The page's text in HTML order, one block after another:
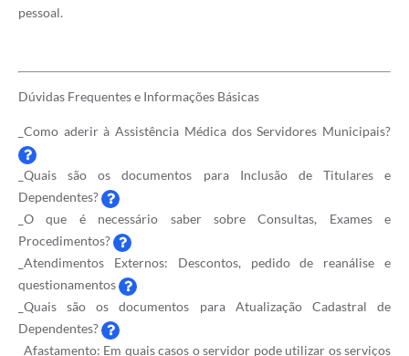
pessoal.
Dúvidas Frequentes e Informações Básicas
_Como aderir à Assistência Médica dos Servidores Municipais?
_Quais são os documentos para Inclusão de Titulares e
Dependentes?
_O que é necessário saber sobre Consultas, Exames e
Procedimentos?
_Atendimentos Externos: Descontos, pedido de reanálise e
questionamentos
_Quais são os documentos para Atualização Cadastral de
Dependentes?
_Afastamento: Em quais casos o servidor pode utilizar os serviços